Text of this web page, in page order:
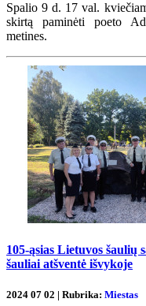
Spalio 9 d. 17 val.
skirtą paminėti poeto
metines.
105-ąsias Lietuvos šaulių
šauliai atšventė išvykoje
2024 07 02 | Rubrika: Miestas